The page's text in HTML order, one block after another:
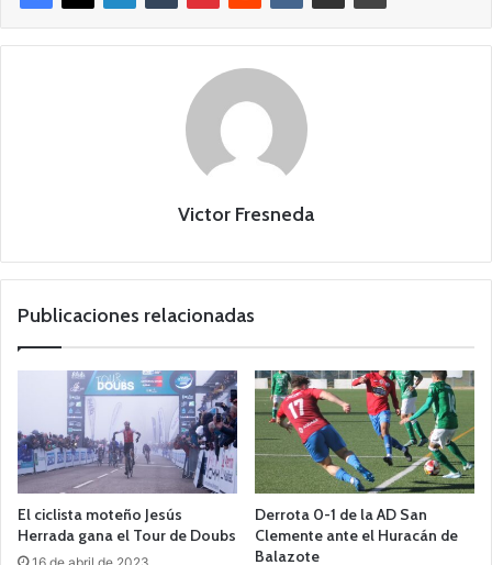
Victor Fresneda
Publicaciones relacionadas
El ciclista moteño Jesús
Herrada gana el Tour de Doubs
Derrota 0-1 de la AD San
Clemente ante el Huracán de
Balazote